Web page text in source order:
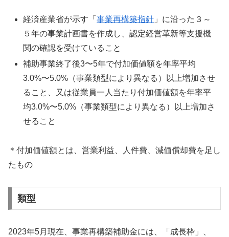
経済産業省が示す「事業再構築指針 」に沿った３～
５年の事業計画書を作成し、認定経営革新等支援機
関の確認を受けていること
補助事業終了後3〜5年で付加価値額を年率平均
3.0%〜5.0%（事業類型により異なる）以上増加させ
ること、又は従業員一人当たり付加価値額を年率平
均3.0%〜5.0%（事業類型により異なる）以上増加さ
せること
＊付加価値額とは、営業利益、人件費、減価償却費を足し
たもの
類型
2023年5月現在、事業再構築補助金には、「成長枠」、